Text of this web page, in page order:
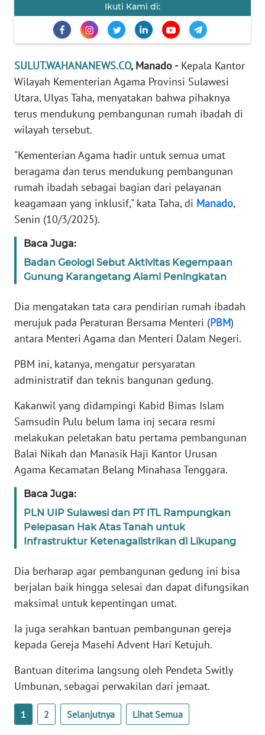
Ikuti Kami di:
SULUT.WAHANANEWS.CO, Manado -Kepala Kantor
Wilayah Kementerian Agama Provinsi Sulawesi
Utara, Ulyas Taha, menyatakan bahwa pihaknya
terus mendukung pembangunan rumah ibadah di
wilayah tersebut.
"Kementerian Agama hadir untuk semua umat
beragama dan terus mendukung pembangunan
rumah ibadah sebagai bagian dari pelayanan
keagamaan yang inklusif," kata Taha, di Manado,
Senin (10/3/2025).
Baca Juga:
Badan Geologi Sebut Aktivitas Kegempaan
Gunung Karangetang Alami Peningkatan
Dia mengatakan tata cara pendirian rumah ibadah
merujuk pada Peraturan Bersama Menteri (PBM)
antara Menteri Agama dan Menteri Dalam Negeri.
PBM ini, katanya, mengatur persyaratan
administratif dan teknis bangunan gedung.
Kakanwil yang didampingi Kabid Bimas Islam
Samsudin Pulu belum lama inj secara resmi
melakukan peletakan batu pertama pembangunan
Balai Nikah dan Manasik Haji Kantor Urusan
Agama Kecamatan Belang Minahasa Tenggara.
Baca Juga:
PLN UIP Sulawesi dan PT ITL Rampungkan
Pelepasan Hak Atas Tanah untuk
Infrastruktur Ketenagalistrikan di Likupang
Dia berharap agar pembangunan gedung ini bisa
berjalan baik hingga selesai dan dapat difungsikan
maksimal untuk kepentingan umat.
Ia juga serahkan bantuan pembangunan gereja
kepada Gereja Masehi Advent Hari Ketujuh.
Bantuan diterima langsung oleh Pendeta Switly
Umbunan, sebagai perwakilan dari jemaat.
1 2 Selanjutnya Lihat Semua
PEDOMAN
MEDIA
SIBER
REDAKSI
KARIR
DISCLAIMER
Wahana
Regional
WN
WN
JAKARTA
WN
WN
BANTEN
WN
NTT
WN
WN
PAPUA
BARAT
WN
RIAU
SERAMBI
WN